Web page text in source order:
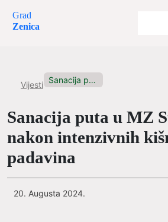
Grad
Zenica
Vijesti Sanacija puta u MZ Stranjani...
Sanacija puta u MZ
nakon intenzivnih
padavina
20. Augusta 2024.